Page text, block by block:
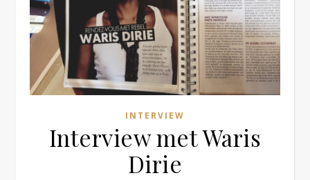
INTERVIEW
Interview met Waris
Dirie